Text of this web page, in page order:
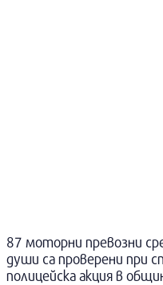
87 моторни превозни
души са проверени при
полицейска акция в